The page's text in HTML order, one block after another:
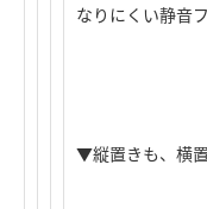
なりにくい静音
▼縦置きも、横